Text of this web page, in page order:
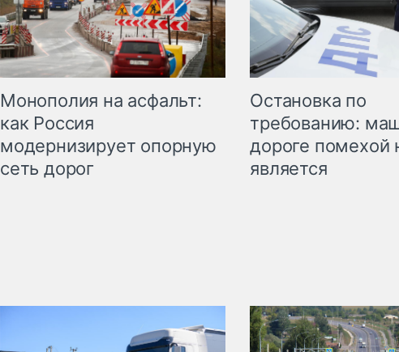
Монополия на асфальт:
как Россия
модернизирует опорную
сеть дорог
Остановка по
требованию:
дороге помехой
является